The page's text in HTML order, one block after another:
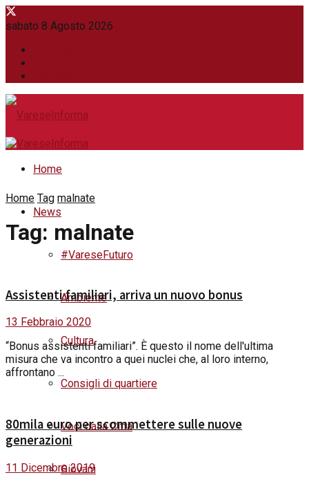
sabato 8 Agosto 2026
Home
News
#VareseFuturo
Ambiente
Cultura
Consigli di quartiere
Voci dalla Città
Giovani
Home Tag malnate
Tag: malnate
Assistenti familiari, arriva un nuovo bonus
13 Febbraio 2020
“Bonus assistenti familiari”. È questo il nome dell'ultima
misura che va incontro a quei nuclei che, al loro interno,
affrontano ...
80mila euro per scommettere sulle nuove
generazioni
11 Dicembre 2019